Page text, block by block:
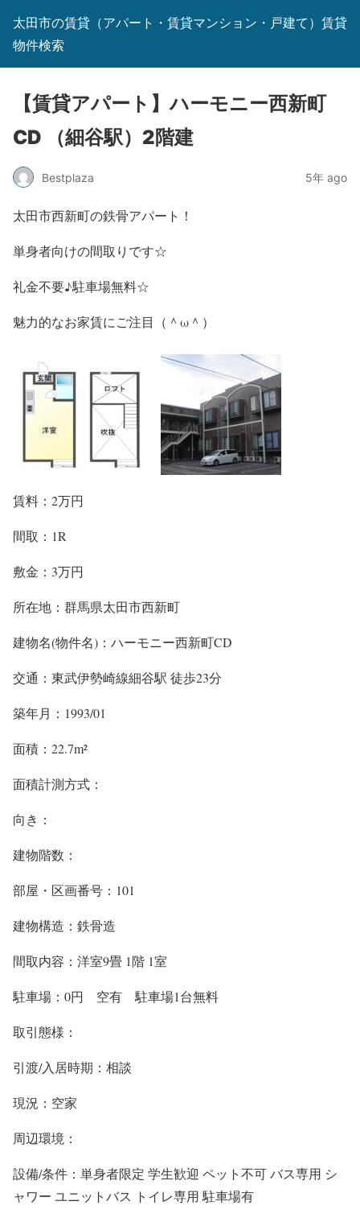
太田市の賃貸（アパート・賃貸マンション・戸建て）賃貸
物件検索
【賃貸アパート】ハーモニー西新町
CD （細谷駅）2階建
Bestplaza 5年 ago
太田市西新町の鉄骨アパート！
単身者向けの間取りです☆
礼金不要♪駐車場無料☆
魅力的なお家賃にご注目（＾ω＾）
賃料：2万円
間取：1R
敷金：3万円
所在地：群馬県太田市西新町
建物名(物件名)：ハーモニー西新町CD
交通：東武伊勢崎線細谷駅 徒歩23分
築年月：1993/01
面積：22.7m²
面積計測方式：
向き：
建物階数：
部屋・区画番号：101
建物構造：鉄骨造
間取内容：洋室9畳 1階 1室
駐車場：0円 空有 駐車場1台無料
取引態様：
引渡/入居時期：相談
現況：空家
周辺環境：
設備/条件：単身者限定 学生歓迎 ペット不可 バス専用 シ
ャワー ユニットバス トイレ専用 駐車場有